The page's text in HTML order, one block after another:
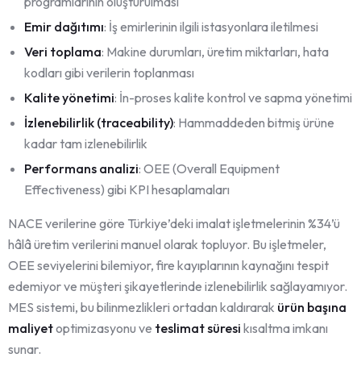
Emir dağıtımı: İş emirlerinin ilgili istasyonlara iletilmesi
Veri toplama: Makine durumları, üretim miktarları, hata
kodları gibi verilerin toplanması
Kalite yönetimi: İn-proses kalite kontrol ve sapma yönetimi
İzlenebilirlik (traceability): Hammaddeden bitmiş ürüne
kadar tam izlenebilirlik
Performans analizi: OEE (Overall Equipment
Effectiveness) gibi KPI hesaplamaları
NACE verilerine göre Türkiye’deki imalat işletmelerinin %34’ü
hâlâ üretim verilerini manuel olarak topluyor. Bu işletmeler,
OEE seviyelerini bilemiyor, fire kayıplarının kaynağını tespit
edemiyor ve müşteri şikayetlerinde izlenebilirlik sağlayamıyor.
MES sistemi, bu bilinmezlikleri ortadan kaldırarak ürün başına
maliyetoptimizasyonu ve teslimat süresi kısaltma imkanı
sunar.